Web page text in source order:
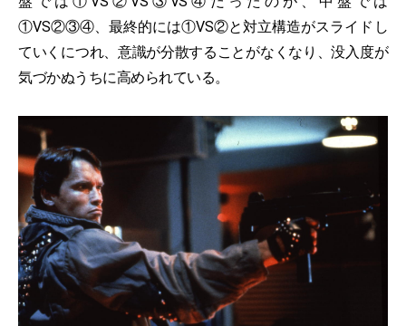
①VS②③④、最終的には①VS②と対立構造がスライドし
ていくにつれ、意識が分散することがなくなり、没入度が
気づかぬうちに高められている。